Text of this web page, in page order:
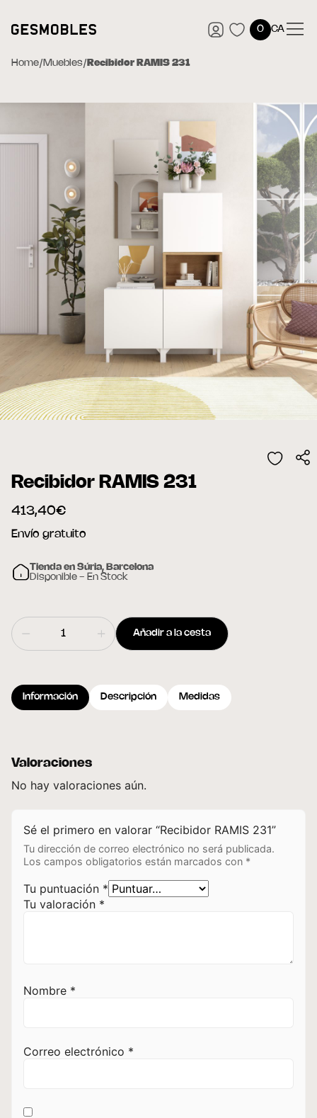
0 CA
Home/ Muebles/ Recibidor RAMIS 231
Recibidor RAMIS 231
413,40€
Envío gratuito
Tienda en Súria, Barcelona
Disponible - En Stock
Añadir a la cesta
Información Descripción Medidas
Valoraciones
No hay valoraciones aún.
Sé el primero en valorar “Recibidor RAMIS 231”
Tu dirección de correo electrónico no será publicada.
Los campos obligatorios están marcados con *
Tu puntuación *
Tu valoración *
Nombre *
Correo electrónico *